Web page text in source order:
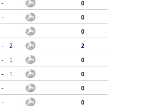
- 0
- 0
- 0
- 2 2
- 1 0
- 1 0
- 0
- 0